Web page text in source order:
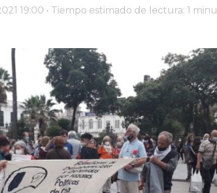
19:00 • Tiempo estimado de lectura: 1